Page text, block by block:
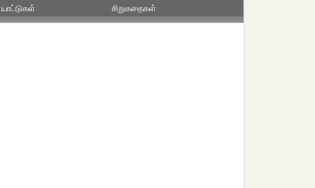
சிறுகதைகள்